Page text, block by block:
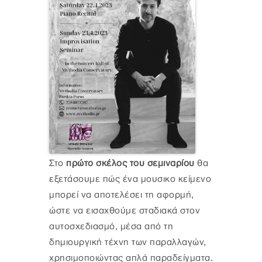
Στο πρώτο σκέλος του σεμιναρίου θα
εξετάσουμε πώς ένα μουσικο κείμενο
μπορεί να αποτελέσει τη αφορμή,
ώστε να εισαχθούμε σταδιακά στον
αυτοσχεδιασμό, μέσα από τη
δημιουργική τέχνη των παραλλαγών,
χρησιμοποιώντας απλά παραδείγματα.